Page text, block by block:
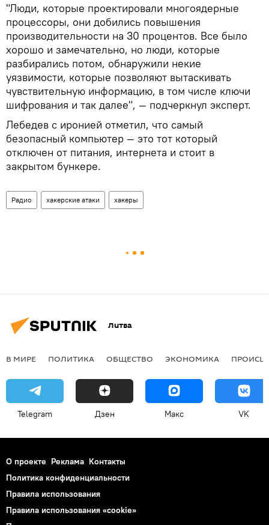
"Люди, которые проектировали многоядерные
процессоры, они добились повышения
производительности на 30 процентов. Все было
хорошо и замечательно, но люди, которые
разбирались потом, обнаружили некие
уязвимости, которые позволяют вытаскивать
чувствительную информацию, в том числе ключи
шифрования и так далее", — подчеркнул эксперт.
Лебедев с иронией отметил, что самый
безопасный компьютер — это тот который
отключен от питания, интернета и стоит в
закрытом бункере.
Радио хакерские атаки хакеры
Литва
В МИРЕ ПОЛИТИКА ОБЩЕСТВО ЭКОНОМИКА
Telegram Дзен Макс VK
О проекте Реклама Контакты
Политика конфиденциальности
Правила использования
Правила использования «cookie»